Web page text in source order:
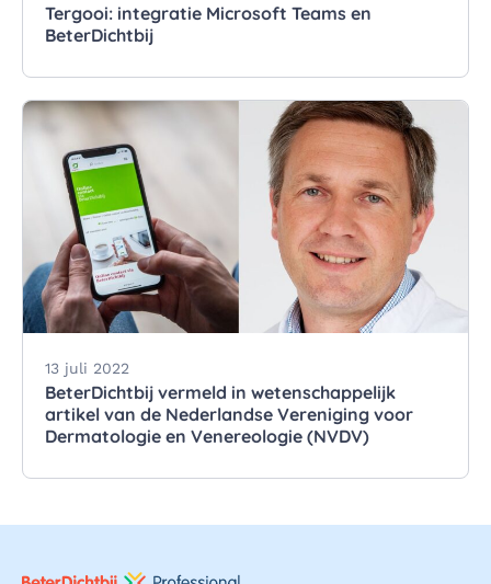
Tergooi: integratie Microsoft Teams en
BeterDichtbij
13 juli 2022
BeterDichtbij vermeld in wetenschappelijk
artikel van de Nederlandse Vereniging voor
Dermatologie en Venereologie (NVDV)